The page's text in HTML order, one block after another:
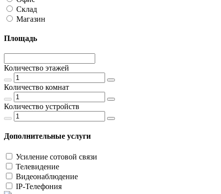
Склад
Магазин
Площадь
Количество этажей
Количество комнат
Количество устройств
Дополнительные услуги
Усиление сотовой связи
Телевидение
Видеонаблюдение
IP-Телефония